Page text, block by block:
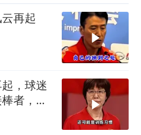
再起
，球迷
者，反